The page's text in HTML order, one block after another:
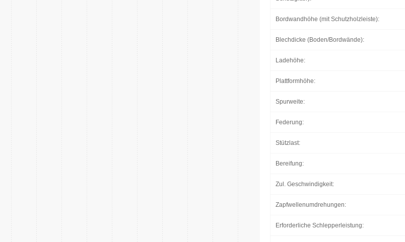
Bordwandhöhe (mit Schutzholzleiste):
Blechdicke (Boden/Bordwände):
Ladehöhe:
Plattformhöhe:
Spurweite:
Federung:
Stützlast:
Bereifung:
Zul. Geschwindigkeit:
Zapfwellenumdrehungen:
Erforderliche Schlepperleistung: